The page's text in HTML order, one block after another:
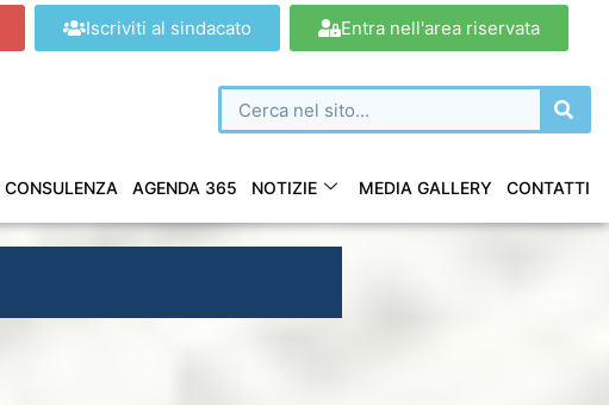
Iscriviti al sindacato Entra nell'area riservata
CONSULENZA AGENDA 365 NOTIZIE MEDIA GALLERY CONTATTI